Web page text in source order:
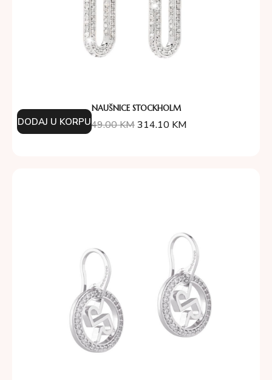
NAUŠNICE STOCKHOLM
349.00KM314.10 KM
DODAJ U KORPU